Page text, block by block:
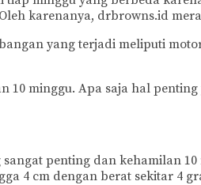
karenanya, drbrowns.id
yang terjadi meliputi
minggu. Apa saja hal
penting dan kehamilan
4 cm dengan berat sekitar 4